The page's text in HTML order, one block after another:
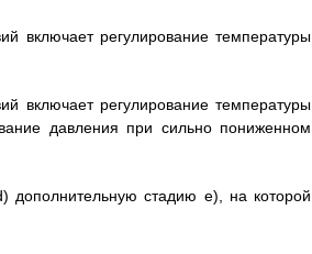
включает регулирование температуры
включает регулирование температуры
давления при сильно пониженном
дополнительную стадию е), на которой